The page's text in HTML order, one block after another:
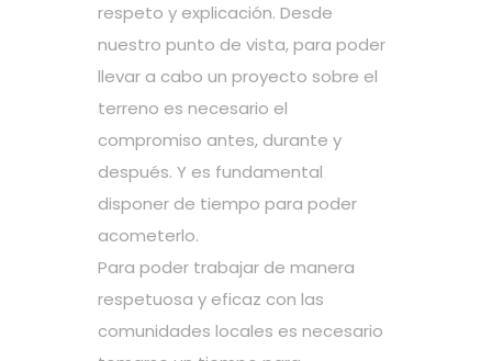
respeto y explicación. Desde
nuestro punto de vista, para poder
llevar a cabo un proyecto sobre el
terreno es necesario el
compromiso antes, durante y
después. Y es fundamental
disponer de tiempo para poder
acometerlo.
Para poder trabajar de manera
respetuosa y eficaz con las
comunidades locales es necesario